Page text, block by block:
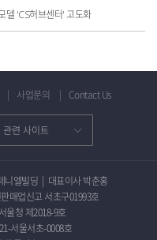
델 'CS허브센터' 고도화
사업문의 Contact Us
니엘빌딩 | 대표이사 박춘홍
매업신고 서초구01993호
울청 제2018-9호
서울서초-0008호